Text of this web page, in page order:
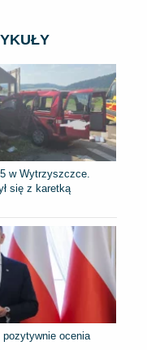
w Wytrzyszczce.
się z karetką
ocenia